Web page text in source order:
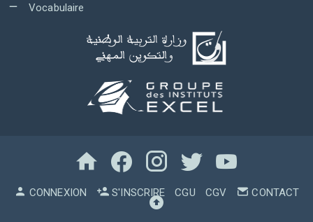
Vocabulaire
CONNEXION S'INSCRIRE CGU CGV CONTACT